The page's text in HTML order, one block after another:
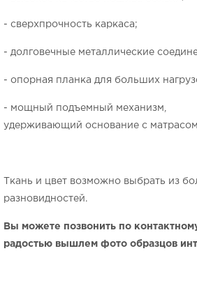
- сверхпрочность каркаса;
- долговечные металлические
- опорная планка для больших
- мощный подъемный механизм,
удерживающий основание с
Ткань и цвет возможно выбрать из
разновидностей.
Вы можете позвонить по
радостью вышлем фото образцов